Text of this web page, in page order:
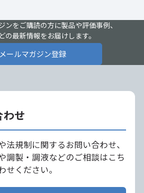
ンをご購読の方に製品や評価事例、
の最新情報をお届けします。
メールマガジン登録
わせ
法規制に関するお問い合わせ、
調製・調液などのご相談はこち
せください。